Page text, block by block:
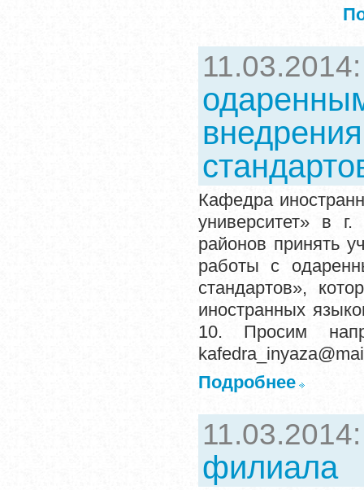
Кафедра
университет» в
районов принять
работы с
стандартов»,
иностранных
10. Просим
Подробнее
филиала